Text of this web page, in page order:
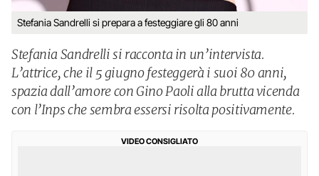
Stefania Sandrelli si prepara a festeggiare gli 80 anni
Stefania Sandrelli si racconta in un’intervista.
L’attrice, che il 5 giugno festeggerà i suoi 80 anni,
spazia dall’amore con Gino Paoli alla brutta vicenda
con l’Inps che sembra essersi risolta positivamente.
VIDEO CONSIGLIATO